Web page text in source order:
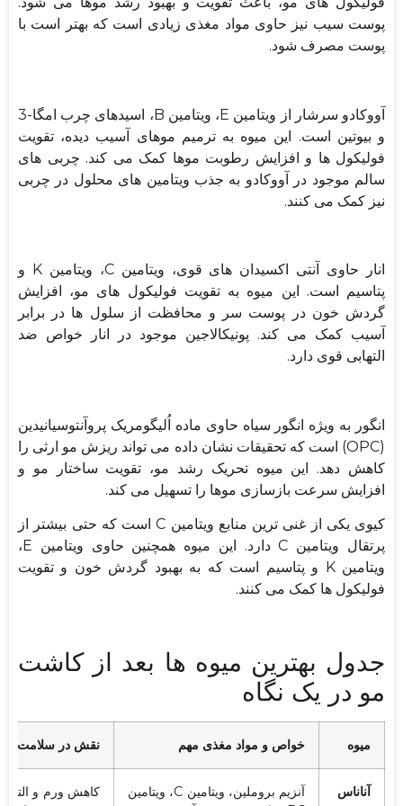
پوست سیب نیز حاوی مواد مغذی زیادی است که بهتر است با
پوست مصرف شود.
آووکادو سرشار از ویتامین E، ویتامین B، اسیدهای چرب امگا-3
و بیوتین است. این میوه به ترمیم موهای آسیب دیده، تقویت
فولیکول ها و افزایش رطوبت موها کمک می کند. چربی های
سالم موجود در آووکادو به جذب ویتامین های محلول در چربی
نیز کمک می کنند.
انار حاوی آنتی اکسیدان های قوی، ویتامین C، ویتامین K و
پتاسیم است. این میوه به تقویت فولیکول های مو، افزایش
گردش خون در پوست سر و محافظت از سلول ها در برابر
آسیب کمک می کند. پونیکالاجین موجود در انار خواص ضد
التهابی قوی دارد.
انگور به ویژه انگور سیاه حاوی ماده اُلیگومریک پروآنتوسیانیدین
(OPC) است که تحقیقات نشان داده می تواند ریزش مو ارثی را
کاهش دهد. این میوه تحریک رشد مو، تقویت ساختار مو و
افزایش سرعت بازسازی موها را تسهیل می کند.
کیوی یکی از غنی ترین منابع ویتامین C است که حتی بیشتر از
پرتقال ویتامین C دارد. این میوه همچنین حاوی ویتامین E،
ویتامین K و پتاسیم است که به بهبود گردش خون و تقویت
فولیکول ها کمک می کنند.
جدول بهترین میوه ها بعد از کاشت
مو در یک نگاه
میوه خواص و مواد مغذی مهم نقش در سلامت مو
آناناس
آنزیم بروملین، ویتامین C، ویتامین
کاهش ورم و